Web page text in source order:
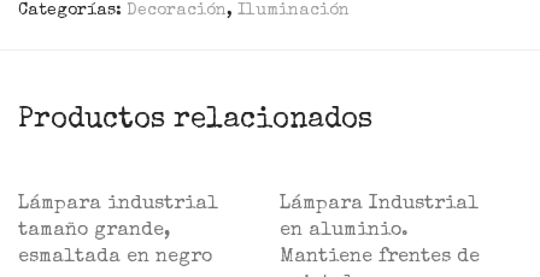
Categorías: Decoración, Iluminación
Productos relacionados
Lámpara industrial
tamaño grande,
esmaltada en negro
Lámpara Industrial
en aluminio.
Mantiene frentes de